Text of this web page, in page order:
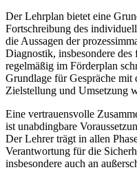
Der Lehrplan bietet eine
Fortschreibung des
die Aussagen der
Diagnostik, insbesondere
regelmäßig im Förderplan
Grundlage für Gespräche mit
Zielstellung und Umsetzung
Eine vertrauensvolle
ist unabdingbare
Der Lehrer trägt in allen
Verantwortung für die
insbesondere auch an